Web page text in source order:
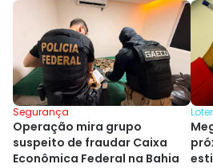
Segurança
Operação mira grupo
suspeito de fraudar Caixa
Econômica Federal na Bahia